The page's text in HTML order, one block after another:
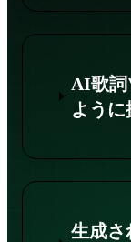
AI歌詞
ように
生成さ